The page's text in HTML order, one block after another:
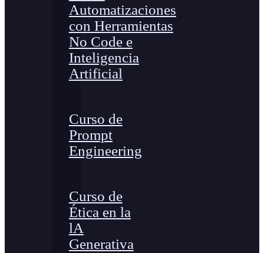
Automatizaciones
con Herramientas
No Code e
Inteligencia
Artificial
Curso de
Prompt
Engineering
Curso de
Ética en la
lA
Generativa